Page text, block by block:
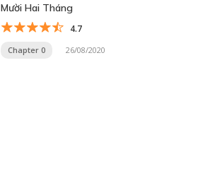
Mười Hai Tháng
4.7
Chapter 0 26/08/2020